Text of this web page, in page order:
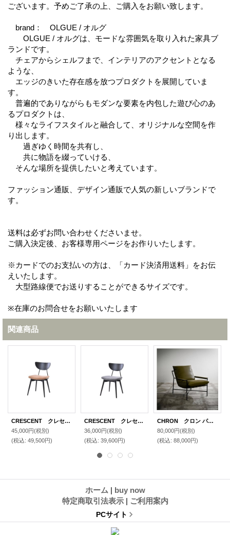
ございます。予めご了承の上、ご購入をお願い致します。
brand： OLGUE / オルグ
OLGUE / オルグは、モードな雰囲気を取り入れた家具ブ
ランドです。
チェアからシェルフまで、インテリアのアクセントとなる
ような、
エッジのきいた存在感を放つプロダクトを展開していま
す。
普遍的でありながらもモダンな要素を内包した遊び心のあ
るプロダクトは、
様々なライフスタイルと融合して、オリジナルな空間を作
り出します。
過ぎゆく時間を共有し、
共に物語を綴っていける、
そんな場所を提供したいと考えています。
ファッション通販、デザイン通販で人気の新しいブランドで
す。
送料は必ずお問い合わせくださいませ。
ご購入決定後、お客様専用ページをお作りいたします。
※カードでのお支払いの方は、「カード決済用送料」をお伝
えいたします。
大型路線便でお送りすることができるサイズです。
※在庫のお問合せをお願いいたします
関連商品
CRESCENT クレセント ダイニング チェア W500 レザー
45,000円(税別)
(税込: 49,500円)
CRESCENT クレセント ダイニング チェア W500 テキスタイル
36,000円(税別)
(税込: 39,600円)
CHRON クロン パーソナル チェア W710
80,000円(税別)
(税込: 88,000円)
ホーム | buy now
特定商取引法表示 | ご利用案内
PCサイト